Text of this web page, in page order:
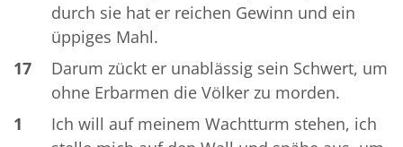
durch sie hat er reichen Gewinn und ein
üppiges Mahl.
17
Darum zückt er unablässig sein Schwert, um
ohne Erbarmen die Völker zu morden.
1
Ich will auf meinem Wachtturm stehen, ich